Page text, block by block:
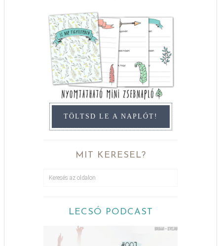
TÖLTSD LE A NAPLÓT!
MIT KERESEL?
LECSÓ PODCAST